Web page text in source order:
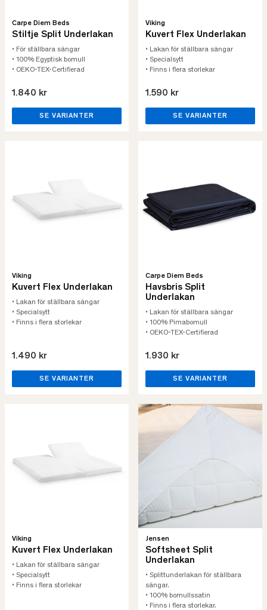
Carpe Diem Beds
Stiltje Split Underlakan
• För ställbara sängar
• 100% Egyptisk bomull
• OEKO-TEX-Certifierad
1.840 kr
SE VARIANTER
Viking
Kuvert Flex Underlakan
• Lakan för ställbara sängar
• Specialsytt
• Finns i flera storlekar
1.590 kr
SE VARIANTER
Viking
Kuvert Flex Underlakan
• Lakan för ställbara sängar
• Specialsytt
• Finns i flera storlekar
1.490 kr
SE VARIANTER
Carpe Diem Beds
Havsbris Split
Underlakan
• Lakan för ställbara sängar
• 100% Pimabomull
• OEKO-TEX-Certifierad
1.930 kr
SE VARIANTER
Viking
Kuvert Flex Underlakan
• Lakan för ställbara sängar
• Specialsytt
• Finns i flera storlekar
Jensen
Softsheet Split
Underlakan
• Splittunderlakan för ställbara
sängar.
• 100% bomullssatin
• Finns i flera storlekar.